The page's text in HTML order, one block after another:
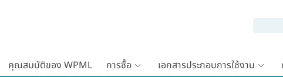
คุณสมบัติของ WPML การซื้อ เอกสารประกอบการใช้งาน